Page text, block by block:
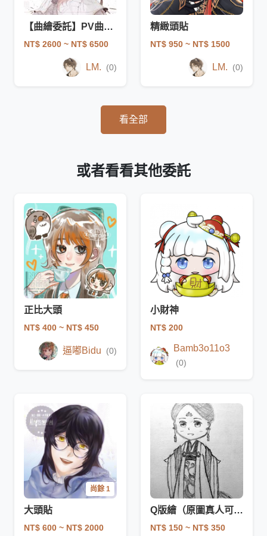
【曲繪委託】PV曲繪／翻唱用圖
NT$ 2600 ~ NT$ 6500
LM. (0)
精緻頭貼
NT$ 950 ~ NT$ 1500
LM. (0)
看全部
或者看看其他委託
正比大頭
NT$ 400 ~ NT$ 450
逼嘟Bidu (0)
小財神
NT$ 200
Bamb3o11o3
(0)
尚餘 1
大頭貼
NT$ 600 ~ NT$ 2000
Q版繪（原圖真人可、歷史同人可）
NT$ 150 ~ NT$ 350